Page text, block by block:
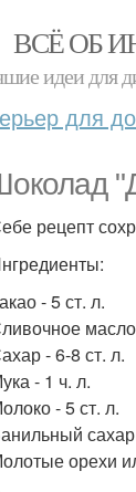
ВСЁ ОБ
идеи для
для
рецепт
- 5 ст. л.
масло
- 6-8 ст. л.
- 1 ч. л.
- 5 ст. л.
орехи